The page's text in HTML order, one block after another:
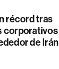
récord tras
corporativos
de Irán